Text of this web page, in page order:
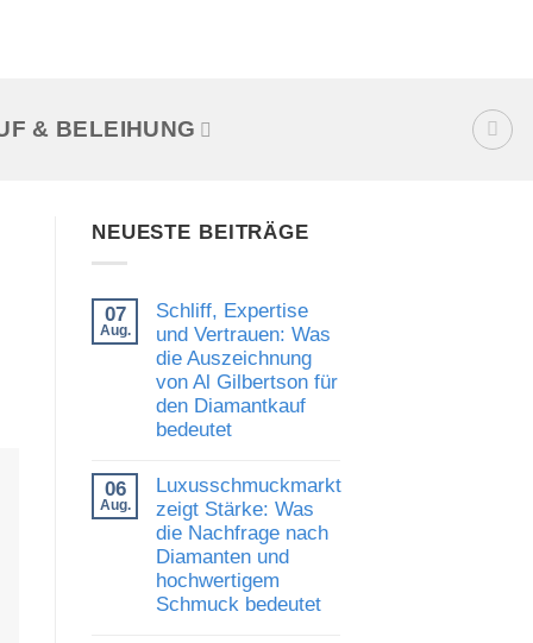
& BELEIHUNG
NEUESTE BEITRÄGE
07
Aug.
Schliff, Expertise
und Vertrauen: Was
die Auszeichnung
von Al Gilbertson für
den Diamantkauf
bedeutet
zu
Schliff,
Expertise
und
Vertrauen:
Was
die
Auszeichnung
06
Aug.
Luxusschmuckmarkt
zeigt Stärke: Was
die Nachfrage nach
Diamanten und
hochwertigem
Schmuck bedeutet